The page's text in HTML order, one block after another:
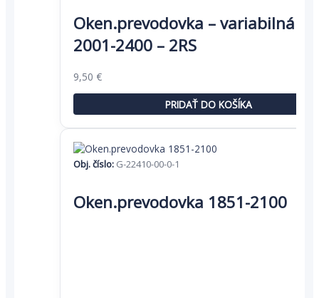
Oken.prevodovka – variabilná –
2001-2400 – 2RS
Pôvodná
14,62 €.
9,50 €Aktuálna
9,50 €.
PRIDAŤ DO KOŠÍKA
Obj. číslo: G-22410-00-0-1
Oken.prevodovka 1851-2100